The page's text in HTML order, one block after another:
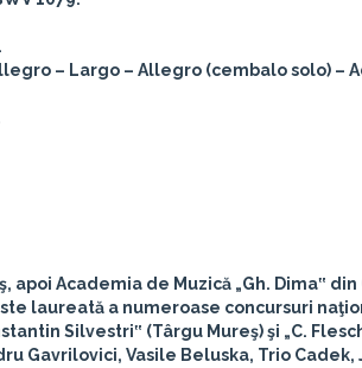
– Largo – Allegro (cembalo solo) –
Academia de Muzică „Gh. Dima‟
laureată a numeroase concursuri
Silvestri‟ (Târgu Mureş) şi „C.
Gavrilovici, Vasile Beluska, Trio Cadek,